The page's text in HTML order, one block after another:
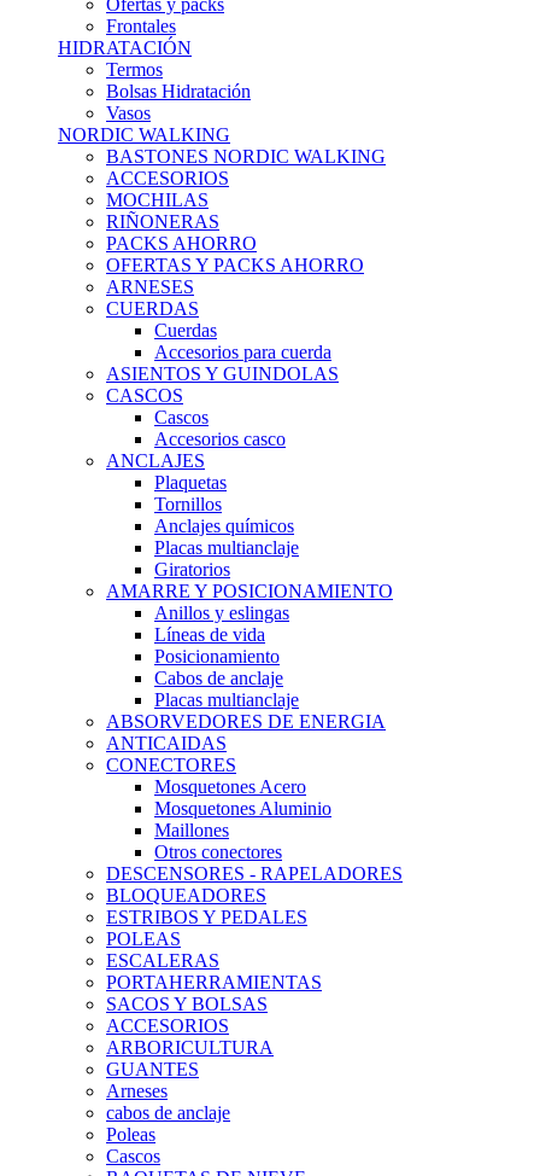
Ofertas y packs
Frontales
HIDRATACIÓN
Termos
Bolsas Hidratación
Vasos
NORDIC WALKING
BASTONES NORDIC WALKING
ACCESORIOS
MOCHILAS
RIÑONERAS
PACKS AHORRO
OFERTAS Y PACKS AHORRO
ARNESES
CUERDAS
Cuerdas
Accesorios para cuerda
ASIENTOS Y GUINDOLAS
CASCOS
Cascos
Accesorios casco
ANCLAJES
Plaquetas
Tornillos
Anclajes químicos
Placas multianclaje
Giratorios
AMARRE Y POSICIONAMIENTO
Anillos y eslingas
Líneas de vida
Posicionamiento
Cabos de anclaje
Placas multianclaje
ABSORVEDORES DE ENERGIA
ANTICAIDAS
CONECTORES
Mosquetones Acero
Mosquetones Aluminio
Maillones
Otros conectores
DESCENSORES - RAPELADORES
BLOQUEADORES
ESTRIBOS Y PEDALES
POLEAS
ESCALERAS
PORTAHERRAMIENTAS
SACOS Y BOLSAS
ACCESORIOS
ARBORICULTURA
GUANTES
Arneses
cabos de anclaje
Poleas
Cascos